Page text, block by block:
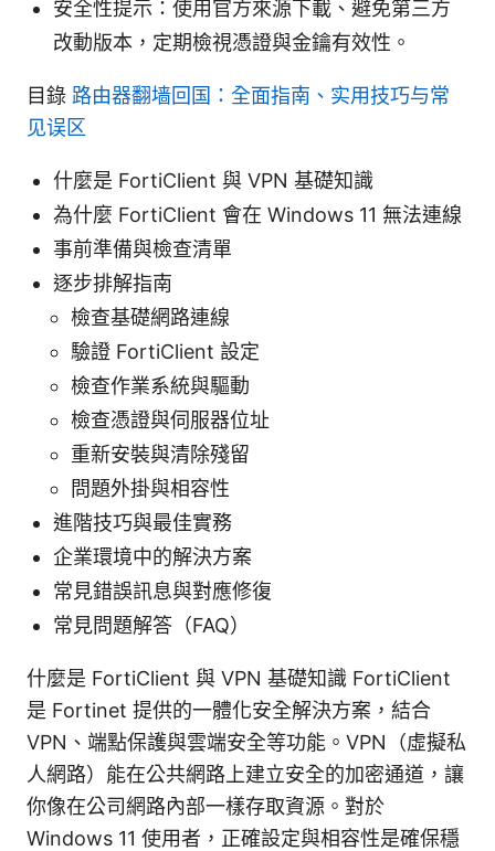
安全性提示：使用官方來源下載、避免第三方
改動版本，定期檢視憑證與金鑰有效性。
目錄 路由器翻墙回国：全面指南、实用技巧与常
见误区
什麼是 FortiClient 與 VPN 基礎知識
為什麼 FortiClient 會在 Windows 11 無法連線
事前準備與檢查清單
逐步排解指南
檢查基礎網路連線
驗證 FortiClient 設定
檢查作業系統與驅動
檢查憑證與伺服器位址
重新安裝與清除殘留
問題外掛與相容性
進階技巧與最佳實務
企業環境中的解決方案
常見錯誤訊息與對應修復
常見問題解答（FAQ）
什麼是 FortiClient 與 VPN 基礎知識 FortiClient
是 Fortinet 提供的一體化安全解決方案，結合
VPN、端點保護與雲端安全等功能。VPN（虛擬私
人網路）能在公共網路上建立安全的加密通道，讓
你像在公司網路內部一樣存取資源。對於
Windows 11 使用者，正確設定與相容性是確保穩